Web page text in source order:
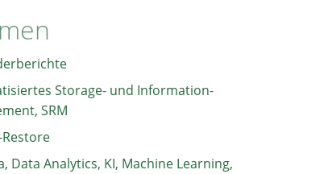
Storage- und Information-
SRM
Data Analytics, KI, Machine Learning,